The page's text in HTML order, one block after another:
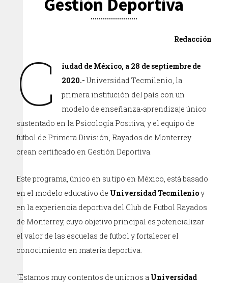
Gestión Deportiva
Redacción
C
iudad de México, a 28 de septiembre de
2020.-Universidad Tecmilenio, la
primera institución del país con un
modelo de enseñanza-aprendizaje único
sustentado en la Psicología Positiva, y el equipo de
futbol de Primera División, Rayados de Monterrey
crean certificado en Gestión Deportiva.
Este programa, único en su tipo en México, está basado
en el modelo educativo de Universidad Tecmilenioy
en la experiencia deportiva del Club de Futbol Rayados
de Monterrey, cuyo objetivo principal es potencializar
el valor de las escuelas de futbol y fortalecer el
conocimiento en materia deportiva.
“Estamos muy contentos de unirnos a Universidad